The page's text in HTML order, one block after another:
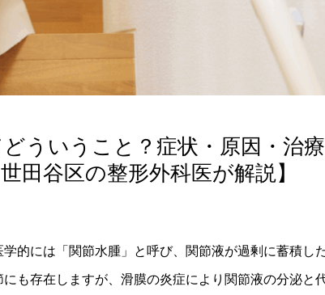
ういうこと？症状・原因・治
田谷区の整形外科医が解説】
的には「関節水腫」と呼び、関節液が過剰に蓄積し
も存在しますが、滑膜の炎症により関節液の分泌と